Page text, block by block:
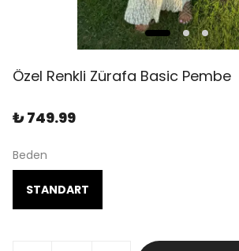
Özel Renkli Zürafa Basic Pembe
₺ 749.99
Beden
STANDART